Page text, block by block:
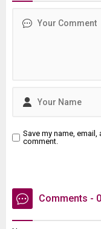
meydana geldiği iddia
Save my name,
comment.
Comments -